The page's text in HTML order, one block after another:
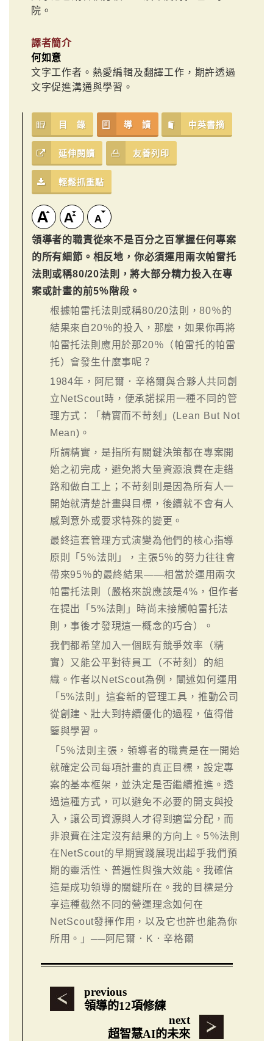
院。
譯者簡介
何如意
文字工作者。熱愛編輯及翻譯工作，期許透過
文字促進溝通與學習。
目 錄 導 讀 中英書摘
延伸閱讀 友善列印
輕鬆抓重點
領導者的職責從來不是百分之百掌握任何專案
的所有細節。相反地，你必須運用兩次帕雷托
法則或稱80/20法則，將大部分精力投入在專
案或計畫的前5％階段。
根據帕雷托法則或稱80/20法則，80％的
結果來自20％的投入，那麼，如果你再將
帕雷托法則應用於那20％（帕雷托的帕雷
托）會發生什麼事呢？
1984年，阿尼爾．辛格爾與合夥人共同創
立NetScout時，便承諾採用一種不同的管
理方式：「精實而不苛刻」(Lean But Not
Mean)。
所謂精實，是指所有關鍵決策都在專案開
始之初完成，避免將大量資源浪費在走錯
路和做白工上；不苛刻則是因為所有人一
開始就清楚計畫與目標，後續就不會有人
感到意外或要求特殊的變更。
最終這套管理方式演變為他們的核心指導
原則「5％法則」，主張5％的努力往往會
帶來95％的最終結果——相當於運用兩次
帕雷托法則（嚴格來說應該是4%，但作者
在提出「5%法則」時尚未接觸帕雷托法
則，事後才發現這一概念的巧合）。
我們都希望加入一個既有競爭效率（精
實）又能公平對待員工（不苛刻）的組
織。作者以NetScout為例，闡述如何運用
「5%法則」這套新的管理工具，推動公司
從創建、壯大到持續優化的過程，值得借
鑒與學習。
「5％法則主張，領導者的職責是在一開始
就確定公司每項計畫的真正目標，設定專
案的基本框架，並決定是否繼續推進。透
過這種方式，可以避免不必要的開支與投
入，讓公司資源與人才得到適當分配，而
非浪費在注定沒有結果的方向上。5％法則
在NetScout的早期實踐展現出超乎我們預
期的靈活性、普遍性與強大效能。我確信
這是成功領導的關鍵所在。我的目標是分
享這種截然不同的營運理念如何在
NetScout發揮作用，以及它也許也能為你
所用。」──阿尼爾．K．辛格爾
previous
領導的12項修練
next
超智慧AI的未來